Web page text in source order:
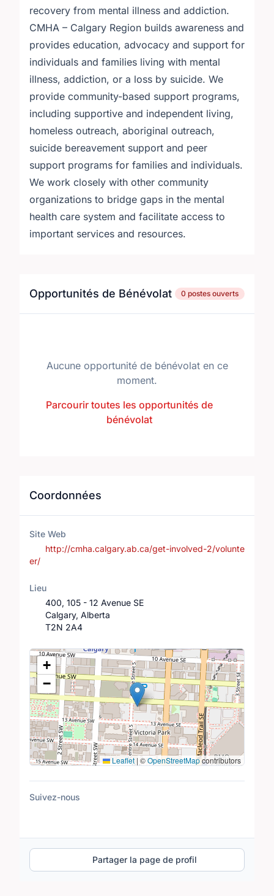
recovery from mental illness and addiction.
CMHA – Calgary Region builds awareness and
provides education, advocacy and support for
individuals and families living with mental
illness, addiction, or a loss by suicide. We
provide community-based support programs,
including supportive and independent living,
homeless outreach, aboriginal outreach,
suicide bereavement support and peer
support programs for families and individuals.
We work closely with other community
organizations to bridge gaps in the mental
health care system and facilitate access to
important services and resources.
Opportunités de Bénévolat 0 postes ouverts
Aucune opportunité de bénévolat en ce
moment.
Parcourir toutes les opportunités de
bénévolat
Coordonnées
Site Web
http://cmha.calgary.ab.ca/get-involved-2/volunte
er/
Lieu
400, 105 - 12 Avenue SE
Calgary, Alberta
T2N 2A4
Lieu
+
−
Leaflet | ©OpenStreetMapcontributors
Suivez-nous
Partager la page de profil